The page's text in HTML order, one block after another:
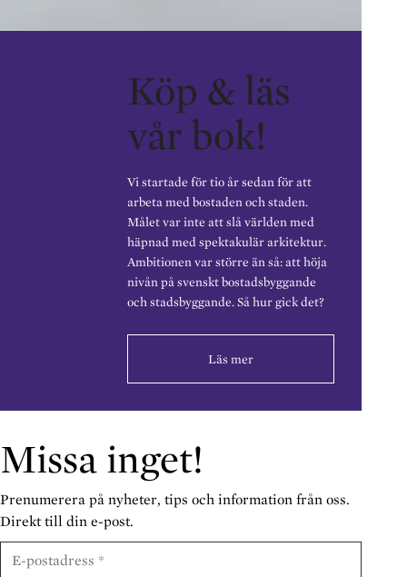
Missa inget!
Prenumerera på nyheter, tips och information från oss.
Direkt till din e-post.
Köp & läs
vår bok!
Vi startade för tio år sedan för att
arbeta med bostaden och staden.
Målet var inte att slå världen med
häpnad med spektakulär arkitektur.
Ambitionen var större än så: att höja
nivån på svenskt bostadsbyggande
och stadsbyggande. Så hur gick det?
Läs mer